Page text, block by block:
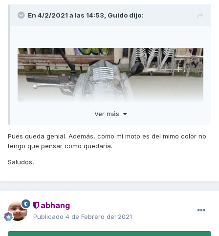
En 4/2/2021 a las 14:53, Guido dijo:
Ver más
Pues queda genial. Además, como mi moto es del mimo color no
tengo que pensar como quedaría.
Saludos,
abhang
Publicado 4 de Febrero del 2021